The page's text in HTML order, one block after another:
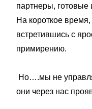
партнеры, готовые
На короткое
встретившись с
примирению.
Но….мы не
они через нас